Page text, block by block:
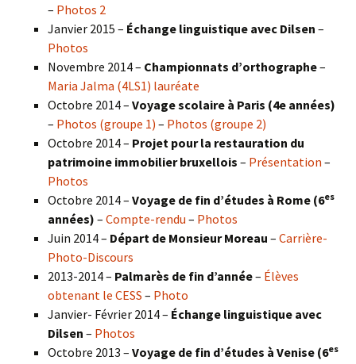
– Photos 2
Janvier 2015 – Échange linguistique avec Dilsen –
Photos
Novembre 2014 – Championnats d’orthographe–
Maria Jalma (4LS1) lauréate
Octobre 2014 – Voyage scolaire à Paris (4e années)
– Photos (groupe 1) – Photos (groupe 2)
Octobre 2014 – Projet pour la restauration du
patrimoine immobilier bruxellois – Présentation –
Photos
Octobre 2014 – Voyage de fin d’études à Rome (6es
années) – Compte-rendu – Photos
Juin 2014 – Départ de Monsieur Moreau – Carrière-
Photo-Discours
2013-2014 – Palmarès de fin d’année– Élèves
obtenant le CESS – Photo
Janvier- Février 2014 – Échange linguistique avec
Dilsen – Photos
Octobre 2013 – Voyage de fin d’études à Venise (6es